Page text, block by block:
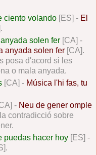
ciento volando [ES] - El
solen fer [CA] -
anyada solen fer [CA].
posa d'acord si les
o mala anyada.
[CA] - Música l'hi fas, tu
- Neu de gener omple
contradicció sobre
puedas hacer hoy [ES] -